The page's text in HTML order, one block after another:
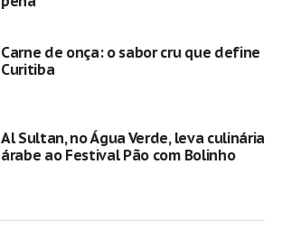
Carne de onça: o sabor cru que define
Curitiba
Al Sultan, no Água Verde, leva culinária
árabe ao Festival Pão com Bolinho